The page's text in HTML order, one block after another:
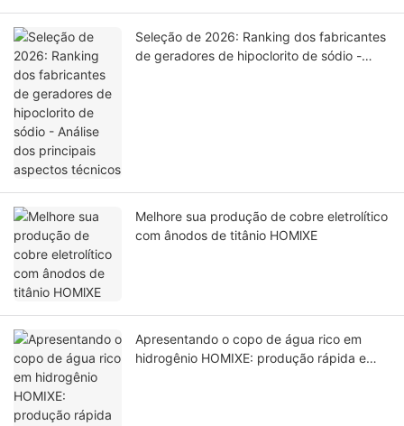
Seleção de 2026: Ranking dos fabricantes
de geradores de hipoclorito de sódio -
Melhore sua produção de cobre eletrolítico
com ânodos de titânio HOMlXE
Apresentando o copo de água rico em
hidrogênio HOMIXE: produção rápida e